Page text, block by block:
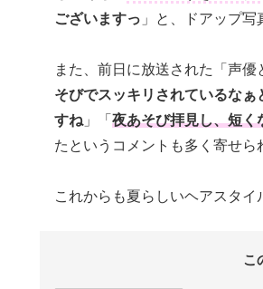
ございますっ 」と、ドアップ
また、前日に放送された「声
そびでスッキリされているなぁ
すね 」「 夜あそび拝見し、短く
たというコメントも多く寄せら
これからも夏らしいヘアスタイ
こ